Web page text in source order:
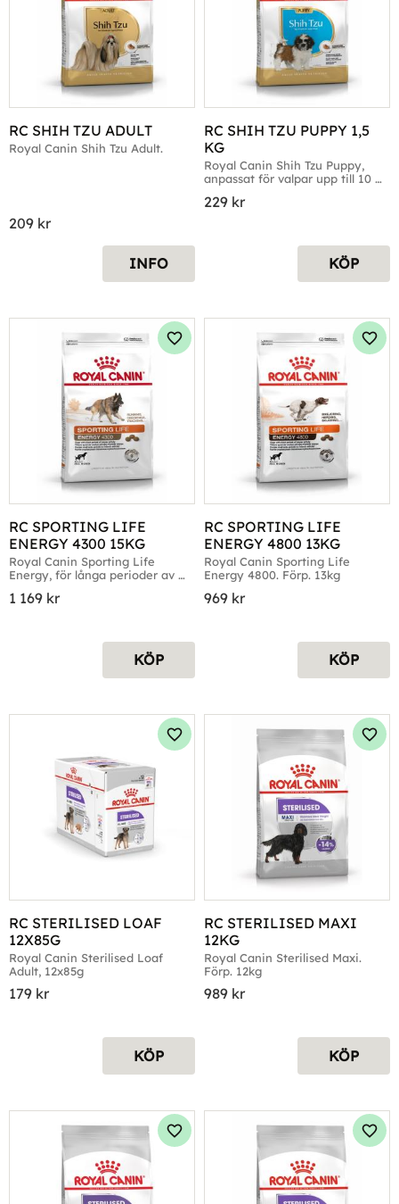
RC SHIH TZU ADULT
Royal Canin Shih Tzu Adult.
209 kr
INFO
RC SHIH TZU PUPPY 1,5
KG
Royal Canin Shih Tzu Puppy,
anpassat för valpar upp till 10
229 kr
KÖP
RC SPORTING LIFE
ENERGY 4300 15KG
Royal Canin Sporting Life
Energy, för långa perioder av
1 169 kr
Lägg till i favoriter
KÖP
RC SPORTING LIFE
ENERGY 4800 13KG
Royal Canin Sporting Life
Energy 4800. Förp. 13kg
969 kr
KÖP
RC STERILISED LOAF
12X85G
Royal Canin Sterilised Loaf
Adult, 12x85g
179 kr
Lägg till i favoriter
KÖP
RC STERILISED MAXI
12KG
Royal Canin Sterilised Maxi.
Förp. 12kg
989 kr
KÖP
Lägg till i favoriter